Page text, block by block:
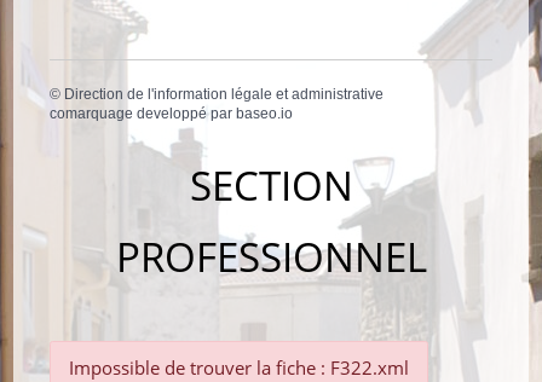
© Direction de l'information légale et administrative
comarquage developpé parbaseo.io
SECTION
PROFESSIONNEL
Impossible de trouver la fiche : F322.xml